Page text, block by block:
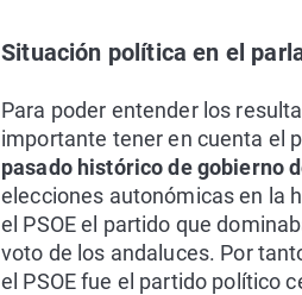
Situación política en el
Para poder entender los
importante tener en cuenta el
pasado histórico de gobierno
elecciones autonómicas en la
el PSOE el partido que
voto de los andaluces. Por
el PSOE fue el partido político